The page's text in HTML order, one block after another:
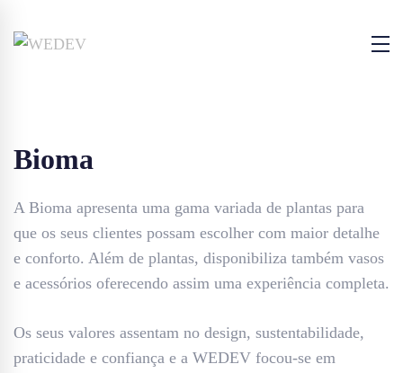
Bioma
A Bioma apresenta uma gama variada de plantas para
que os seus clientes possam escolher com maior detalhe
e conforto. Além de plantas, disponibiliza também vasos
e acessórios oferecendo assim uma experiência completa.
Os seus valores assentam no design, sustentabilidade,
praticidade e confiança e a WEDEV focou-se em